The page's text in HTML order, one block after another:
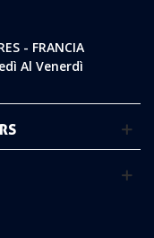
- FRANCIA
Al Venerdì